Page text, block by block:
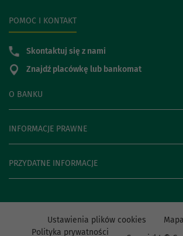
O BANKU
INFORMACJE PRAWNE
PRZYDATNE INFORMACJE
POMOC I KONTAKT
Skontaktuj się z nami
Znajdź placówkę lub bankomat
Ustawienia plików cookies
Polityka prywatności